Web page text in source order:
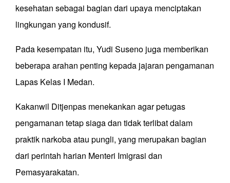
kesehatan sebagai bagian dari upaya menciptakan
lingkungan yang kondusif.
Pada kesempatan itu, Yudi Suseno juga memberikan
beberapa arahan penting kepada jajaran pengamanan
Lapas Kelas I Medan.
Kakanwil Ditjenpas menekankan agar petugas
pengamanan tetap siaga dan tidak terlibat dalam
praktik narkoba atau pungli, yang merupakan bagian
dari perintah harian Menteri Imigrasi dan
Pemasyarakatan.